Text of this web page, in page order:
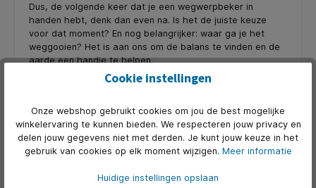
Dus, de volgende keer dat je een wegwerpbeker in
handen hebt, denk dan even na. Is het de juiste keuze
voor dat moment? En nog belangrijker: waar ga je het
weggooien? Het is aan ons om de balans te vinden en de
aarde een handje te helpen.
Cookie instellingen
Onze webshop gebruikt cookies om jou de best mogelijke
winkelervaring te kunnen bieden. We respecteren jouw privacy en
delen jouw gegevens niet met derden. Je kunt jouw keuze in het
gebruik van cookies op elk moment wijzigen. Meer informatie
Huidige instellingen opslaan